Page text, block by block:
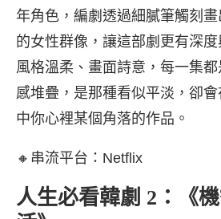
年角色，編劇透過細膩筆觸刻
的女性群像，讓這部劇更有深
風格溫柔、畫面詩意，每一集
感堆疊，是那種看似平淡，卻
中你心裡某個角落的作品。
🔸串流平台：Netflix
人生必看韓劇 2：《